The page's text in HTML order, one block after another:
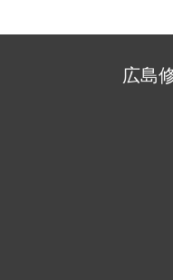
広島